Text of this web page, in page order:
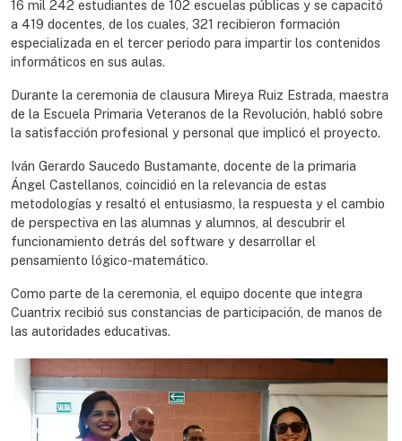
16 mil 242 estudiantes de 102 escuelas públicas y se capacitó
a 419 docentes, de los cuales, 321 recibieron formación
especializada en el tercer periodo para impartir los contenidos
informáticos en sus aulas.
Durante la ceremonia de clausura Mireya Ruiz Estrada, maestra
de la Escuela Primaria Veteranos de la Revolución, habló sobre
la satisfacción profesional y personal que implicó el proyecto.
Iván Gerardo Saucedo Bustamante, docente de la primaria
Ángel Castellanos, coincidió en la relevancia de estas
metodologías y resaltó el entusiasmo, la respuesta y el cambio
de perspectiva en las alumnas y alumnos, al descubrir el
funcionamiento detrás del software y desarrollar el
pensamiento lógico-matemático.
Como parte de la ceremonia, el equipo docente que integra
Cuantrix recibió sus constancias de participación, de manos de
las autoridades educativas.